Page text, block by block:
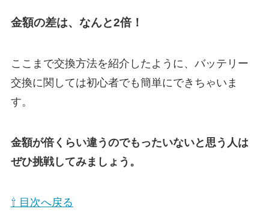
金額の差は、なんと2倍！
ここまで交換方法を紹介したように、バッテリー
交換に関しては初心者でも簡単にできちゃいま
す。
金額が倍くらい違うのでもったいないと思う人は
ぜひ挑戦してみましょう。
⇧ 目次へ戻る